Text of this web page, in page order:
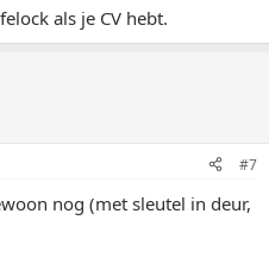
als je CV hebt.
#7
nog (met sleutel in deur,